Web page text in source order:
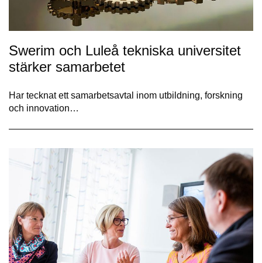
Swerim och Luleå tekniska universitet
stärker samarbetet
Har tecknat ett samarbetsavtal inom utbildning, forskning
och innovation…